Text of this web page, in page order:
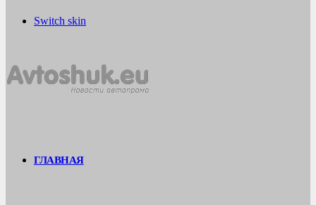
Switch skin
ГЛАВНАЯ